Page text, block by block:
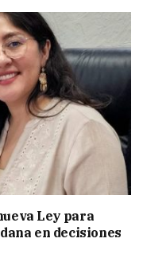
Ley para
en decisiones